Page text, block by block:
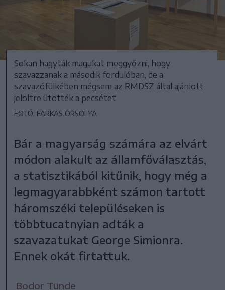
Sokan hagyták magukat meggyőzni, hogy
szavazzanak a második fordulóban, de a
szavazófülkében mégsem az RMDSZ által ajánlott
jelöltre ütötték a pecsétet
FOTÓ: FARKAS ORSOLYA
Bár a magyarság számára az elvárt
módon alakult az államfőválasztás,
a statisztikából kitűnik, hogy még a
legmagyarabbként számon tartott
háromszéki településeken is
többtucatnyian adták a
szavazatukat George Simionra.
Ennek okát firtattuk.
Bodor Tünde